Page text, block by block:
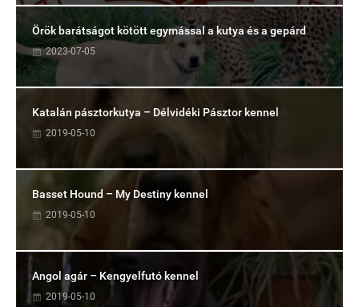
Örök barátságot kötött egymással a kutya és a gepárd
2023-07-05
Katalán pásztorkutya – Délvidéki Pásztor kennel
2019-05-10
Basset Hound – My Destiny kennel
2019-05-10
Angol agár – Kengyelfutó kennel
2019-05-10